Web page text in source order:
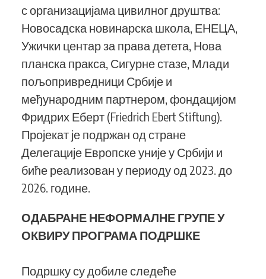
с организацијама цивилног друштва:
Новосадска новинарска школа, ЕНЕЦА,
Ужички центар за права детета, Нова
планска пракса, Сигурне стазе, Млади
пољопривредници Србије и
међународним партнером, фондацијом
Фридрих Еберт (Friedrich Ebert Stiftung).
Пројекат је подржан од стране
Делегације Европске уније у Србији и
биће реализован у периоду од 2023. до
2026. године.
ОДАБРАНЕ НЕФОРМАЛНЕ ГРУПЕ У
ОКВИРУ ПРОГРАМА ПОДРШКЕ
Подршку су добиле следеће